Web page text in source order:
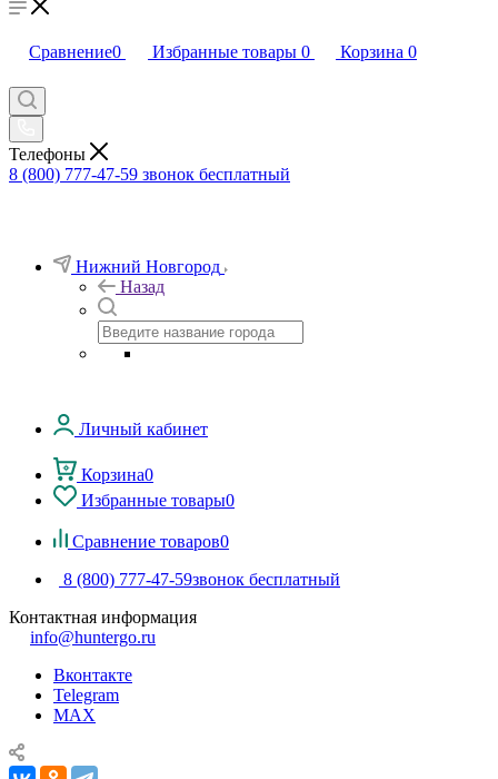
Сравнение0 Избранные товары 0 Корзина 0
Телефоны
8 (800) 777-47-59 звонок бесплатный
Нижний Новгород
Назад
Личный кабинет
Корзина0
Избранные товары0
Сравнение товаров0
8 (800) 777-47-59звонок бесплатный
Контактная информация
info@huntergo.ru
Вконтакте
Telegram
MAX